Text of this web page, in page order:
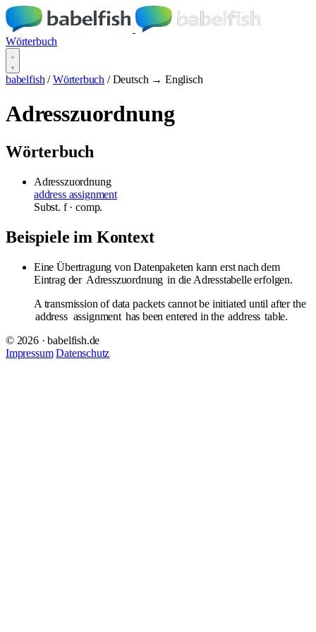
Wörterbuch
babelfish / Wörterbuch / Deutsch → Englisch
Adresszuordnung
Wörterbuch
Adresszuordnung
address assignment
Subst. f· comp.
Beispiele im Kontext
Eine Übertragung von Datenpaketen kann erst nach dem
Eintrag der Adresszuordnung in die Adresstabelle erfolgen.
A transmission of data packets cannot be initiated until after the
address assignment has been entered in the address table.
© 2026 · babelfish.de
Impressum Datenschutz